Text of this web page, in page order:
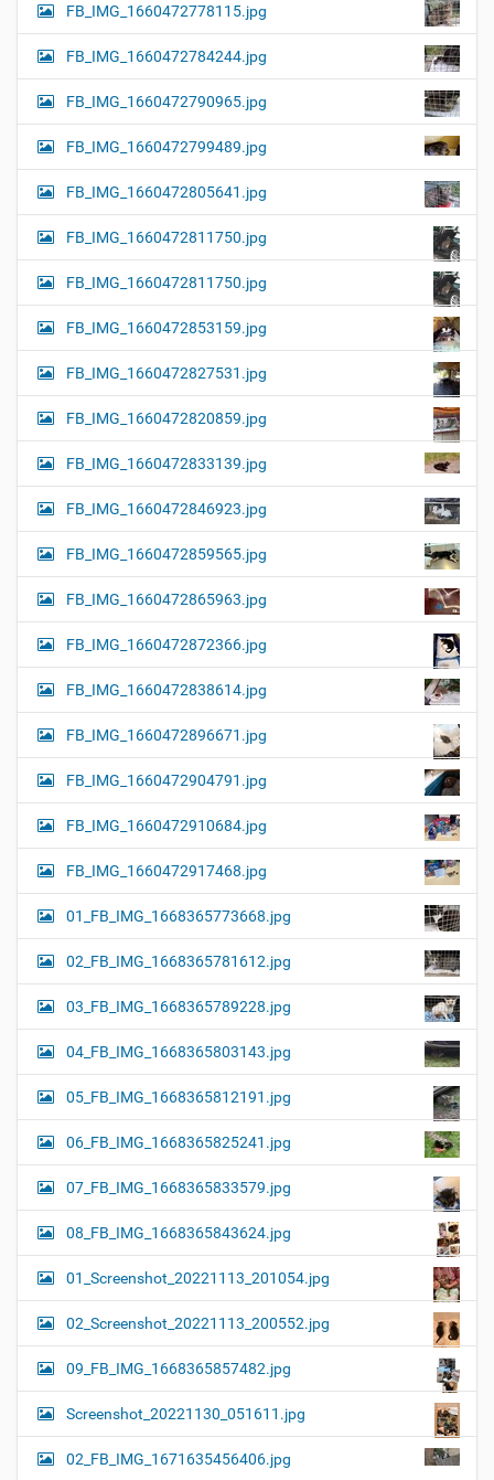
FB_IMG_1660472778115.jpg
FB_IMG_1660472784244.jpg
FB_IMG_1660472790965.jpg
FB_IMG_1660472799489.jpg
FB_IMG_1660472805641.jpg
FB_IMG_1660472811750.jpg
FB_IMG_1660472811750.jpg
FB_IMG_1660472853159.jpg
FB_IMG_1660472827531.jpg
FB_IMG_1660472820859.jpg
FB_IMG_1660472833139.jpg
FB_IMG_1660472846923.jpg
FB_IMG_1660472859565.jpg
FB_IMG_1660472865963.jpg
FB_IMG_1660472872366.jpg
FB_IMG_1660472838614.jpg
FB_IMG_1660472896671.jpg
FB_IMG_1660472904791.jpg
FB_IMG_1660472910684.jpg
FB_IMG_1660472917468.jpg
01_FB_IMG_1668365773668.jpg
02_FB_IMG_1668365781612.jpg
03_FB_IMG_1668365789228.jpg
04_FB_IMG_1668365803143.jpg
05_FB_IMG_1668365812191.jpg
06_FB_IMG_1668365825241.jpg
07_FB_IMG_1668365833579.jpg
08_FB_IMG_1668365843624.jpg
01_Screenshot_20221113_201054.jpg
02_Screenshot_20221113_200552.jpg
09_FB_IMG_1668365857482.jpg
Screenshot_20221130_051611.jpg
02_FB_IMG_1671635456406.jpg